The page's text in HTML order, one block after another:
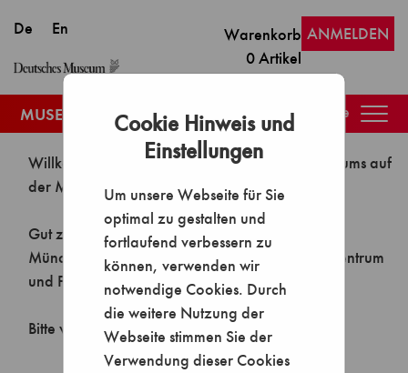
Cookie Hinweis und
Einstellungen
Um unsere Webseite für Sie
optimal zu gestalten und
fortlaufend verbessern zu
können, verwenden wir
notwendige Cookies. Durch
die weitere Nutzung der
Webseite stimmen Sie der
Verwendung dieser Cookies
Warenkorb
0Artikel
ANMELDEN